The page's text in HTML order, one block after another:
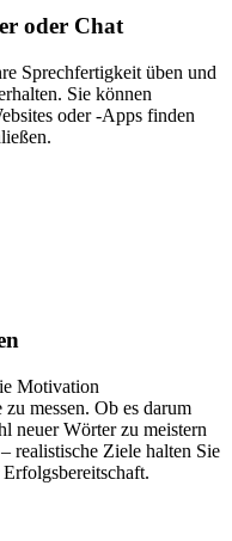
oder Chat
Sprechfertigkeit üben und
Sie können
oder -Apps finden
Motivation
messen. Ob es darum
neuer Wörter zu meistern
realistische Ziele halten Sie